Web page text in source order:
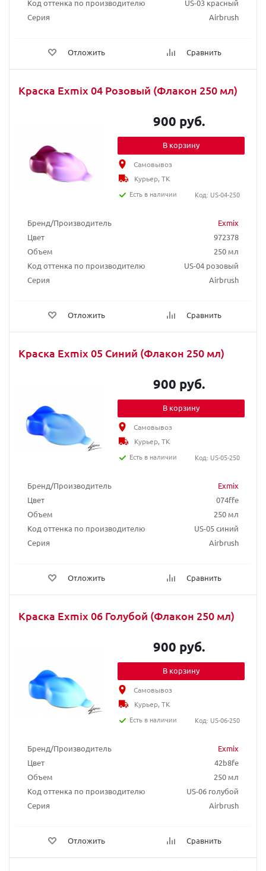
Код оттенка по производителю
US-03 красный
Серия
Airbrush
Отложить Сравнить
Краска Exmix 04 Розовый (Флакон 250 мл)
Бренд/Производитель
Exmix
Цвет
972378
Объем
250 мл
Код оттенка по производителю
US-04 розовый
Серия
Airbrush
Отложить Сравнить
900 руб.
В корзину
Самовывоз
Курьер, ТК
Есть в наличии
Код: US-04-250
Краска Exmix 05 Синий (Флакон 250 мл)
Бренд/Производитель
Exmix
Цвет
074ffe
Объем
250 мл
Код оттенка по производителю
US-05 синий
Серия
Airbrush
Отложить Сравнить
900 руб.
В корзину
Самовывоз
Курьер, ТК
Есть в наличии
Код: US-05-250
Краска Exmix 06 Голубой (Флакон 250 мл)
Бренд/Производитель
Exmix
Цвет
42b8fe
Объем
250 мл
Код оттенка по производителю
US-06 голубой
Серия
Airbrush
Отложить Сравнить
900 руб.
В корзину
Самовывоз
Курьер, ТК
Есть в наличии
Код: US-06-250